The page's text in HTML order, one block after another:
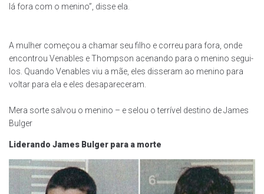
lá fora com o menino”, disse ela.
A mulher começou a chamar seu filho e correu para fora, onde
encontrou Venables e Thompson acenando para o menino segui-
los. Quando Venables viu a mãe, eles disseram ao menino para
voltar para ela e eles desapareceram.
Mera sorte salvou o menino – e selou o terrível destino de James
Bulger
Liderando James Bulger para a morte